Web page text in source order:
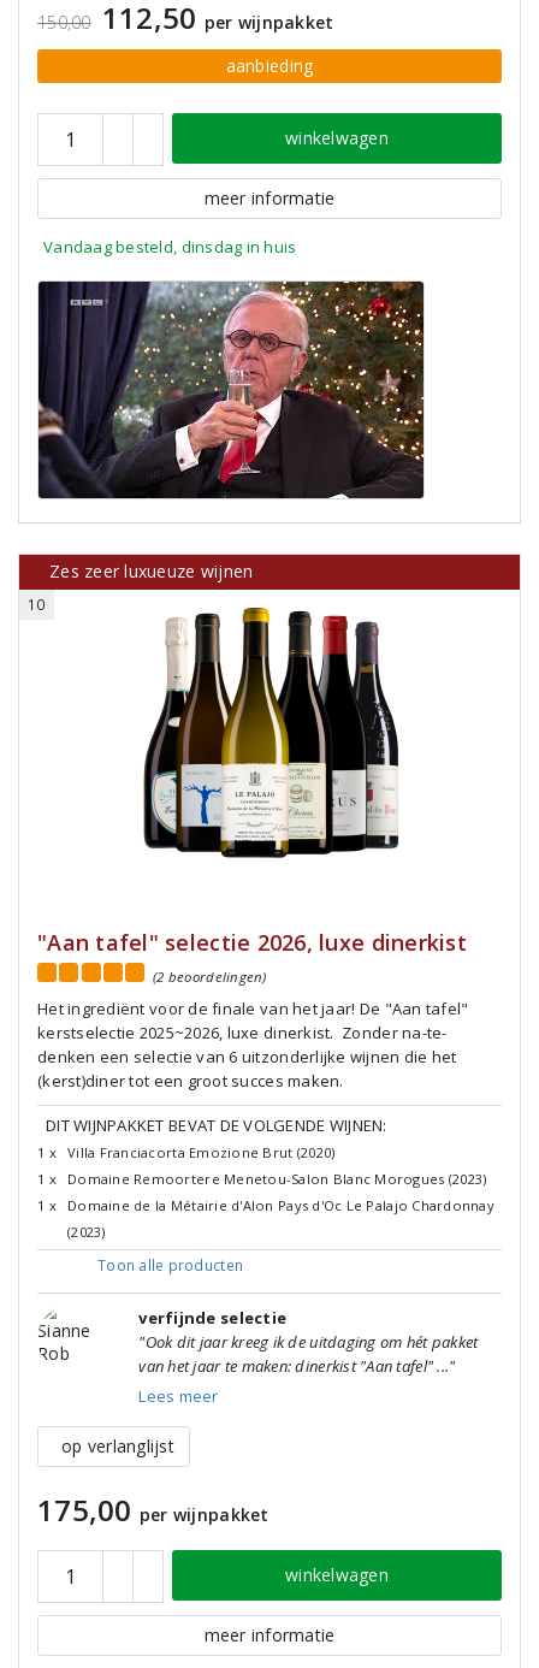
150,00 112,50 per wijnpakket
aanbieding
winkelwagen
meer informatie
Vandaag besteld, dinsdag in huis
Zes zeer luxueuze wijnen
10
"Aan tafel" selectie 2026, luxe dinerkist
(2 beoordelingen)
Het ingrediënt voor de finale van het jaar! De "Aan tafel"
kerstselectie 2025~2026, luxe dinerkist. Zonder na-te-
denken een selectie van 6 uitzonderlijke wijnen die het
(kerst)diner tot een groot succes maken.
DIT WIJNPAKKET BEVAT DE VOLGENDE WIJNEN:
1 x
Villa Franciacorta Emozione Brut (2020)
1 x
Domaine Remoortere Menetou-Salon Blanc Morogues (2023)
1 x
Domaine de la Métairie d'Alon Pays d'Oc Le Palajo Chardonnay
(2023)
Toon alle producten
verfijnde selectie
"Ook dit jaar kreeg ik de uitdaging om hét pakket
van het jaar te maken: dinerkist "Aan tafel" ..."
Lees meer
op verlanglijst
175,00 per wijnpakket
winkelwagen
meer informatie